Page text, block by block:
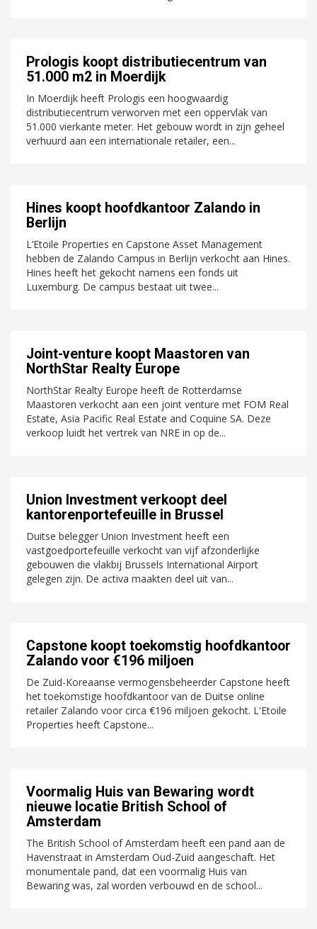
Prologis koopt distributiecentrum van
51.000 m2 in Moerdijk
In Moerdijk heeft Prologis een hoogwaardig
distributiecentrum verworven met een oppervlak van
51.000 vierkante meter. Het gebouw wordt in zijn geheel
verhuurd aan een internationale retailer, een...
Hines koopt hoofdkantoor Zalando in
Berlijn
L’Etoile Properties en Capstone Asset Management
hebben de Zalando Campus in Berlijn verkocht aan Hines.
Hines heeft het gekocht namens een fonds uit
Luxemburg. De campus bestaat uit twee...
Joint-venture koopt Maastoren van
NorthStar Realty Europe
NorthStar Realty Europe heeft de Rotterdamse
Maastoren verkocht aan een joint venture met FOM Real
Estate, Asia Pacific Real Estate and Coquine SA. Deze
verkoop luidt het vertrek van NRE in op de...
Union Investment verkoopt deel
kantorenportefeuille in Brussel
Duitse belegger Union Investment heeft een
vastgoedportefeuille verkocht van vijf afzonderlijke
gebouwen die vlakbij Brussels International Airport
gelegen zijn. De activa maakten deel uit van...
Capstone koopt toekomstig hoofdkantoor
Zalando voor €196 miljoen
De Zuid-Koreaanse vermogensbeheerder Capstone heeft
het toekomstige hoofdkantoor van de Duitse online
retailer Zalando voor circa €196 miljoen gekocht. L'Etoile
Properties heeft Capstone...
Voormalig Huis van Bewaring wordt
nieuwe locatie British School of
Amsterdam
The British School of Amsterdam heeft een pand aan de
Havenstraat in Amsterdam Oud-Zuid aangeschaft. Het
monumentale pand, dat een voormalig Huis van
Bewaring was, zal worden verbouwd en de school...